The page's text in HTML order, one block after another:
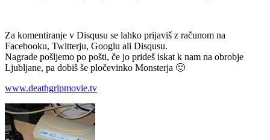
Za komentiranje v Disqusu se lahko prijaviš z računom na
Facebooku, Twitterju, Googlu ali Disqusu.
Nagrade pošljemo po pošti, če jo prideš iskat k nam na obrobje
Ljubljane, pa dobiš še pločevinko Monsterja 🙂
www.deathgripmovie.tv